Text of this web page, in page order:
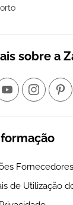
sobre a
Fornecedores
de Utilização